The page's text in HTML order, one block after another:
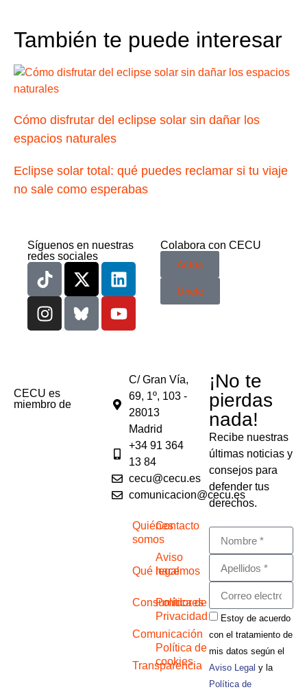
También te puede interesar
Cómo disfrutar del eclipse solar sin dañar los
espacios naturales
Eclipse solar total: qué puedes reclamar si tu viaje
no sale como esperabas
Síguenos en nuestras
redes sociales
Colabora con CECU
Actúa
Únete
CECU es
miembro de
C/ Gran Vía,
69, 1º, 103 -
28013
Madrid
+34 91 364
13 84
cecu@cecu.es
comunicacion@cecu.es
Quiénes
somos
Qué hacemos
Consumidores
Comunicación
Transparencia
Contacto
Aviso
legal
Política de
Privacidad
Política de
cookies
¡No te
pierdas
nada!
Recibe nuestras
últimas noticias y
consejos para
defender tus
derechos.
Estoy de acuerdo
con el tratamiento de
mis datos según el
Aviso Legal y la
Política de